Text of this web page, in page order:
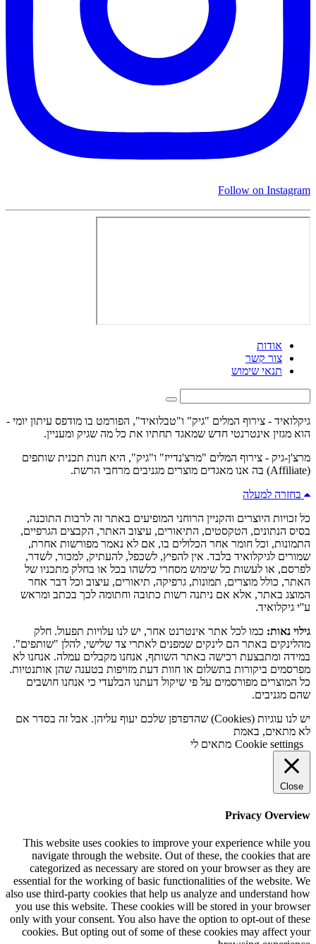
Follow on Instagram
אודות
צור קשר
תנאי שימוש
גיקלואיד - צירוף המלים "גיק" ו"טבלואיד", הפורמט בו מודפס עיתון יומי -
הוא מגזין אינטרנטי חדש שמאגד תחתיו את כל מה שגיק ומעניין.
מרצ'ן-גיק - צירוף המלים "מרצ'נדייז" ו"גיק", היא חנות תכנית שותפים
(Affiliate) בה אנו מאגדים מוצרים מגניבים מרחבי הרשת.
בחזרה למעלה
כל זכויות היוצרים והקניין הרוחני המופיעים באתר זה לרבות התוכנה,
בסיס הנתונים, הטקסטים, התיאורים, עיצוב האתר, הקבצים הגרפיים,
התמונות, וכל חומר אחר הכלולים בו, אם לא נאמר מפורשות אחרת,
שמורים לגיקלואיד בלבד. אין להפיץ, לשכפל, להעתיק, למכור, לשדר,
לפרסם, או לעשות כל שימוש מסחרי כלשהו בכל או בחלק מתכניו של
האתר, כולל מוצרים, תמונות, גרפיקה, תיאורים, עיצוב וכל דבר אחר
המוצג באתר, אלא אם ניתנה רשות כתובה וחתומה לכך בכתב ומראש
ע''י גיקלואיד.
גילוי נאות: כמו לכל אתר אינטרנט אחר, יש לנו עלויות תפעול. חלק
מהלינקים באתר הם לינקים שמפנים לאתרי צד שלישי, להלן "שותפים".
במידה ומתבצעת רכישה באתר השותף, אנחנו מקבלים עמלה. אנחנו לא
מפרסמים ביקורות בתשלום או חוות דעת מזויפות בטענה שהן אותנטיות.
כל המוצרים מפורסמים על פי שיקול דעתנו הבלעדי כי אנחנו חושבים
שהם מגניבים.
יש לנו עוגיות (Cookies) שהדפדפן שלכם יעוף עליהן. אבל זה בסדר אם
לא מתאים, באמת
Cookie settings מתאים לי
Close
Privacy Overview
This website uses cookies to improve your experience while you
navigate through the website. Out of these, the cookies that are
categorized as necessary are stored on your browser as they are
essential for the working of basic functionalities of the website. We
also use third-party cookies that help us analyze and understand how
you use this website. These cookies will be stored in your browser
only with your consent. You also have the option to opt-out of these
cookies. But opting out of some of these cookies may affect your